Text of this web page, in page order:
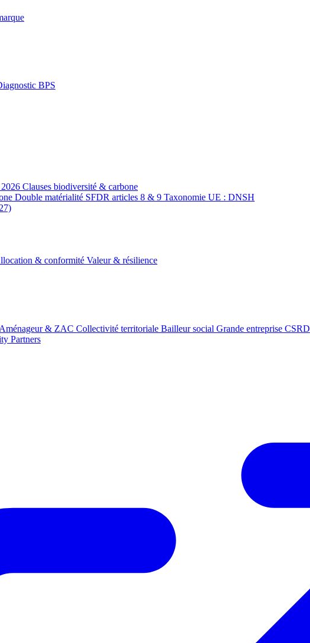
BPS
Clauses biodiversité & carbone
Double matérialité SFDR articles 8 & 9 Taxonomie UE : DNSH
& conformité Valeur & résilience
Aménageur & ZAC Collectivité territoriale Bailleur social Grande entreprise CSRD
Partners